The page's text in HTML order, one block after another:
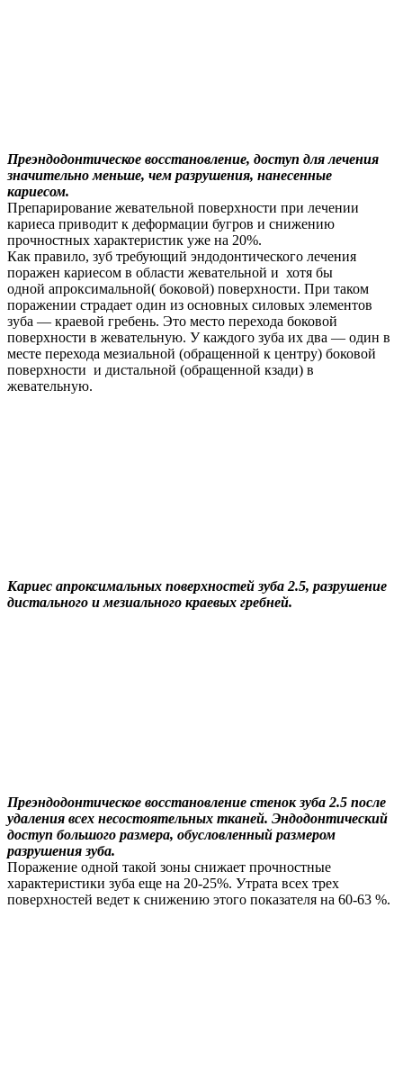
Преэндодонтическое восстановление, доступ для лечения
значительно меньше, чем разрушения, нанесенные
кариесом.
Препарирование жевательной поверхности при лечении
кариеса приводит к деформации бугров и снижению
прочностных характеристик уже на 20%.
Как правило, зуб требующий эндодонтического лечения
поражен кариесом в области жевательной и хотя бы
одной апроксимальной( боковой) поверхности. При таком
поражении страдает один из основных силовых элементов
зуба — краевой гребень. Это место перехода боковой
поверхности в жевательную. У каждого зуба их два — один в
месте перехода мезиальной (обращенной к центру) боковой
поверхности и дистальной (обращенной кзади) в
жевательную.
Кариес апроксимальных поверхностей зуба 2.5, разрушение
дистального и мезиального краевых гребней.
Преэндодонтическое восстановление стенок зуба 2.5 после
удаления всех несостоятельных тканей. Эндодонтический
доступ большого размера, обусловленный размером
разрушения зуба.
Поражение одной такой зоны снижает прочностные
характеристики зуба еще на 20-25%. Утрата всех трех
поверхностей ведет к снижению этого показателя на 60-63 %.